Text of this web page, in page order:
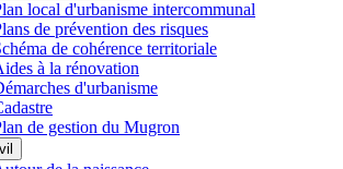
local d'urbanisme intercommunal
de prévention des risques
de cohérence territoriale
à la rénovation
d'urbanisme
de gestion du Mugron